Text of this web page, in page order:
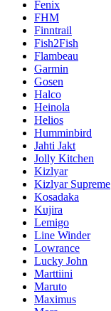
Fenix
FHM
Finntrail
Fish2Fish
Flambeau
Garmin
Gosen
Halco
Heinola
Helios
Humminbird
Jahti Jakt
Jolly Kitchen
Kizlyar
Kizlyar Supreme
Kosadaka
Kujira
Lemigo
Line Winder
Lowrance
Lucky John
Marttiini
Maruto
Maximus